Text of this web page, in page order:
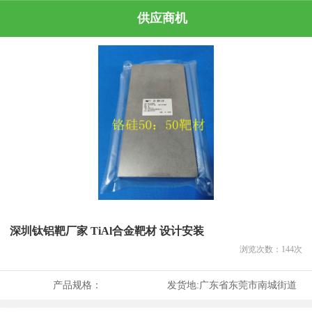
供应商机
深圳钛铝靶厂家 TiAl合金靶材 设计安装
浏览次数： 144次
产品规格： 发货地:广东省东莞市南城街道